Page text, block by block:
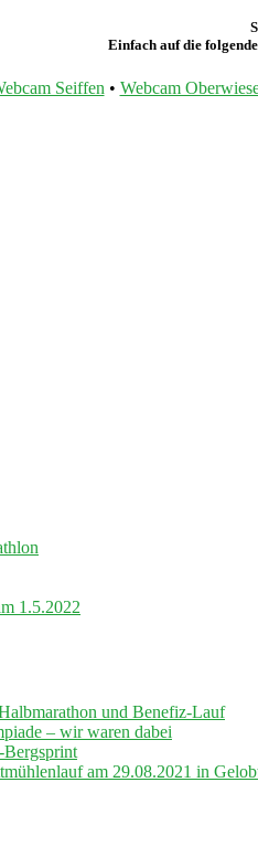
Einfach auf die
Seiffen• Webcam
1.5.2022
und Benefiz-Lauf
– wir waren dabei
am 29.08.2021 in